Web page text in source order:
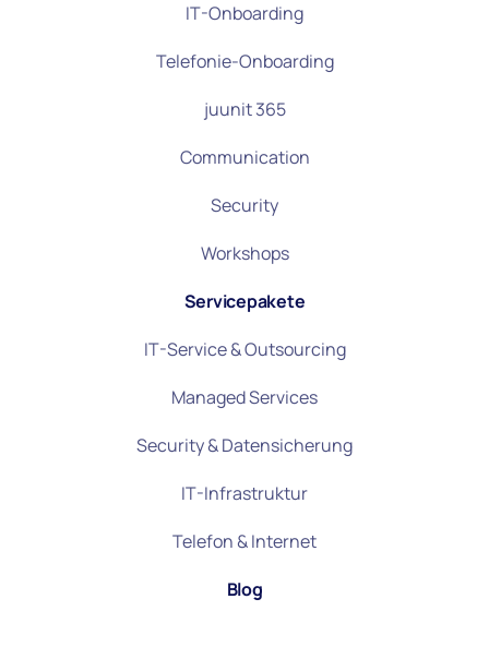
IT-Service & Outsourcing
Managed Services
Security & Datensicherung
IT-Infrastruktur
Telefon & Internet
Blog
Servicepakete
IT-Onboarding
Telefonie-Onboarding
juunit 365
Communication
Security
Workshops